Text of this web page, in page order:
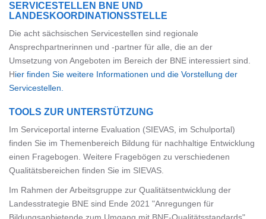
SERVICESTELLEN BNE UND
LANDESKOORDINATIONSSTELLE
Die acht sächsischen Servicestellen sind regionale
Ansprechpartnerinnen und -partner für alle, die an der
Umsetzung von Angeboten im Bereich der BNE interessiert sind.
Hier finden Sie weitere Informationen und die Vorstellung der
Servicestellen.
TOOLS ZUR UNTERSTÜTZUNG
Im Serviceportal interne Evaluation (SIEVAS, im Schulportal)
finden Sie im Themenbereich Bildung für nachhaltige Entwicklung
einen Fragebogen. Weitere Fragebögen zu verschiedenen
Qualitätsbereichen finden Sie im SIEVAS.
Im Rahmen der Arbeitsgruppe zur Qualitätsentwicklung der
Landesstrategie BNE sind Ende 2021 "Anregungen für